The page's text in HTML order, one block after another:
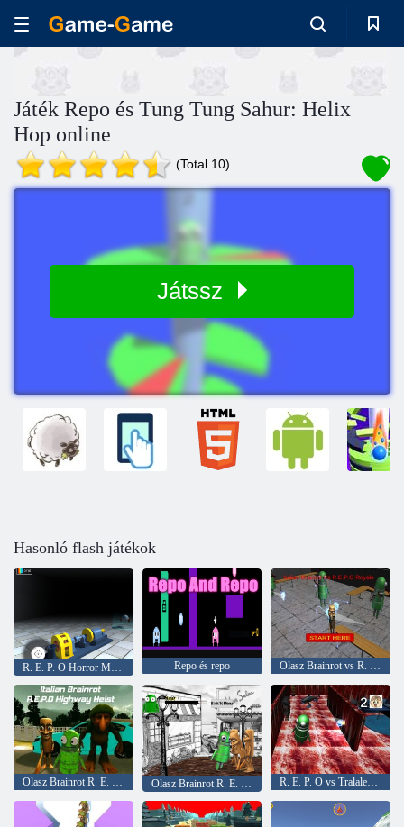
Játék Repo és Tung Tung Sahur: Helix
Hop online
(Total 10)
Játssz
Hasonló flash játékok
R. E. P. O Horror Menekülés Repo és repo Olasz Brainrot vs R. E. P. O Royale
Olasz Brainrot R. E. P. Ó, autópálya -heista R. E. P. O vs Tralalero Tralala kórházban